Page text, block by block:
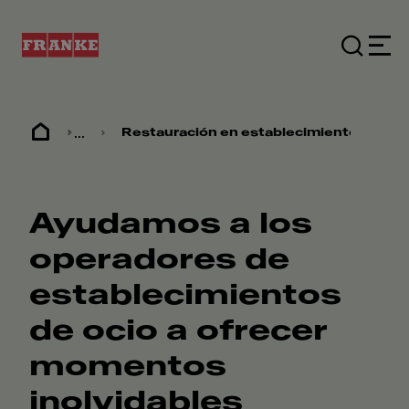
... Restauración en establecimientos de
Ayudamos a los
operadores de
establecimientos
de ocio a ofrecer
momentos
inolvidables